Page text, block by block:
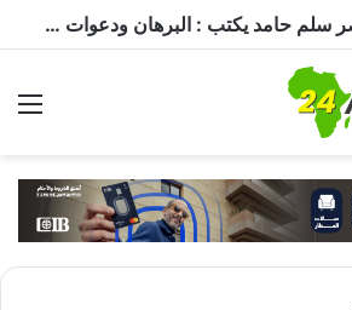
الدكتور عبد الناصر سلم حامد يكتب : البرهان ودعوات الترشيح.. قراءة في تحديات الحكم ومستقبل الدولة